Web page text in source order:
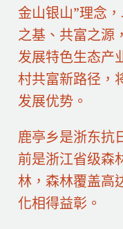
金山银山”理念
之基、共富之源
发展特色生态产
村共富新路径，
发展优势。
鹿亭乡是浙东抗
前是浙江省级森
林，森林覆盖高
化相得益彰。